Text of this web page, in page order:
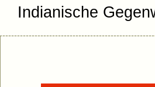
Indianische